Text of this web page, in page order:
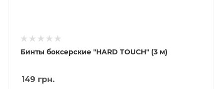
Бинты боксерские "HARD TOUCH" (3 м)
149 грн.